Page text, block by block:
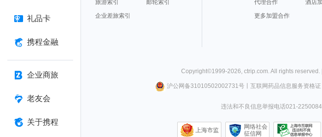
礼品卡
携程金融
企业商旅
老友会
关于携程
旅游索引
邮轮索引
企业差旅索引
代理合作
酒店
更多加盟合作
Copyright©1999-2026, ctrip.com. All rights reserved. |
沪公网备31010502002731号丨 互联网药品信息服务资格证
违法和不良信息举报电话021-
上海市监
网络社会
征信网